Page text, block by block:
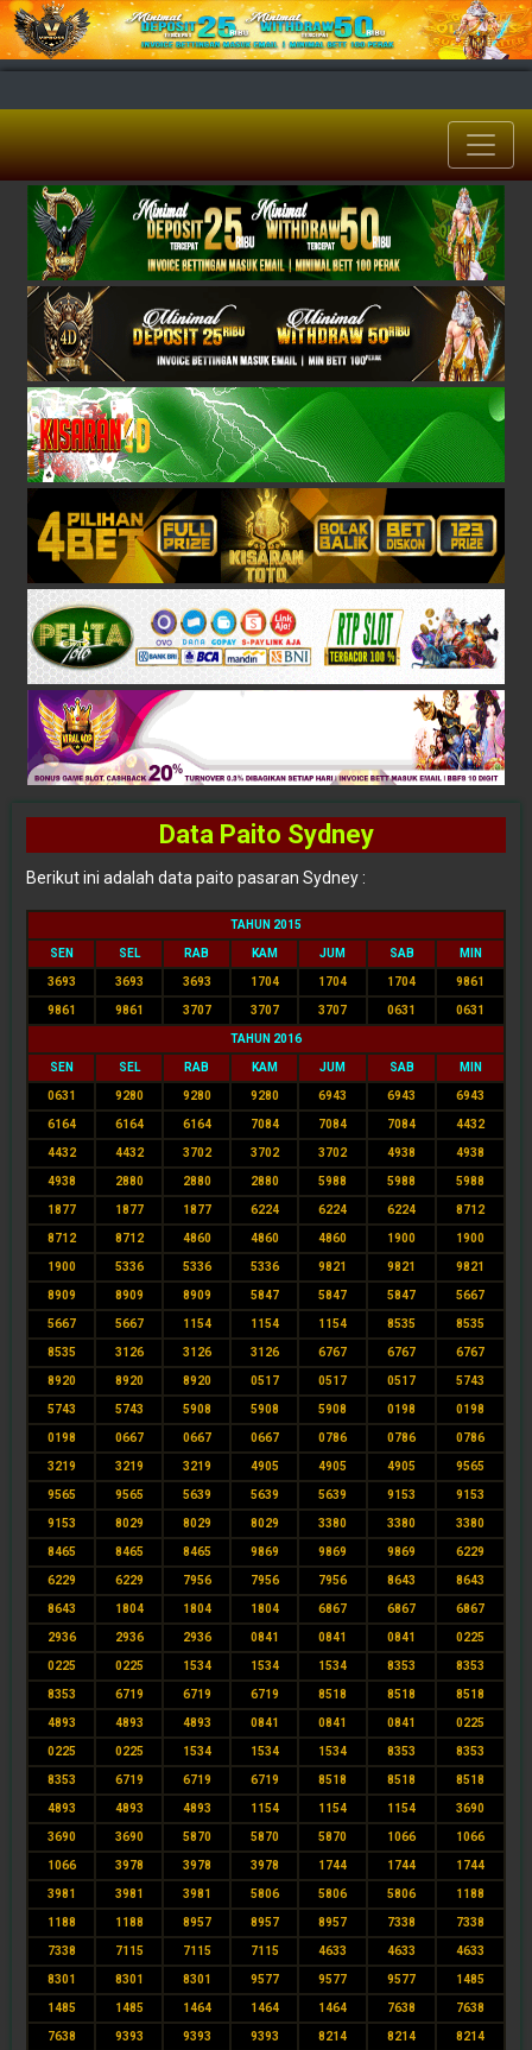
Data Paito Sydney
Berikut ini adalah data paito pasaran Sydney :
TAHUN 2015
SEN SEL RAB KAM JUM SAB MIN
3693 3693 3693 1704 1704 1704 9861
9861 9861 3707 3707 3707 0631 0631
TAHUN 2016
SEN SEL RAB KAM JUM SAB MIN
0631 9280 9280 9280 6943 6943 6943
6164 6164 6164 7084 7084 7084 4432
4432 4432 3702 3702 3702 4938 4938
4938 2880 2880 2880 5988 5988 5988
1877 1877 1877 6224 6224 6224 8712
8712 8712 4860 4860 4860 1900 1900
1900 5336 5336 5336 9821 9821 9821
8909 8909 8909 5847 5847 5847 5667
5667 5667 1154 1154 1154 8535 8535
8535 3126 3126 3126 6767 6767 6767
8920 8920 8920 0517 0517 0517 5743
5743 5743 5908 5908 5908 0198 0198
0198 0667 0667 0667 0786 0786 0786
3219 3219 3219 4905 4905 4905 9565
9565 9565 5639 5639 5639 9153 9153
9153 8029 8029 8029 3380 3380 3380
8465 8465 8465 9869 9869 9869 6229
6229 6229 7956 7956 7956 8643 8643
8643 1804 1804 1804 6867 6867 6867
2936 2936 2936 0841 0841 0841 0225
0225 0225 1534 1534 1534 8353 8353
8353 6719 6719 6719 8518 8518 8518
4893 4893 4893 0841 0841 0841 0225
0225 0225 1534 1534 1534 8353 8353
8353 6719 6719 6719 8518 8518 8518
4893 4893 4893 1154 1154 1154 3690
3690 3690 5870 5870 5870 1066 1066
1066 3978 3978 3978 1744 1744 1744
3981 3981 3981 5806 5806 5806 1188
1188 1188 8957 8957 8957 7338 7338
7338 7115 7115 7115 4633 4633 4633
8301 8301 8301 9577 9577 9577 1485
1485 1485 1464 1464 1464 7638 7638
7638 9393 9393 9393 8214 8214 8214